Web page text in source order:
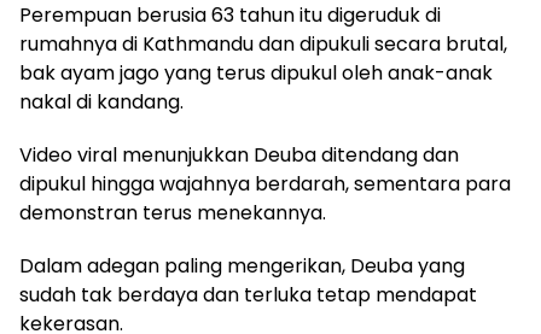
Perempuan berusia 63 tahun itu digeruduk di
rumahnya di Kathmandu dan dipukuli secara brutal,
bak ayam jago yang terus dipukul oleh anak-anak
nakal di kandang.
Video viral menunjukkan Deuba ditendang dan
dipukul hingga wajahnya berdarah, sementara para
demonstran terus menekannya.
Dalam adegan paling mengerikan, Deuba yang
sudah tak berdaya dan terluka tetap mendapat
kekerasan.